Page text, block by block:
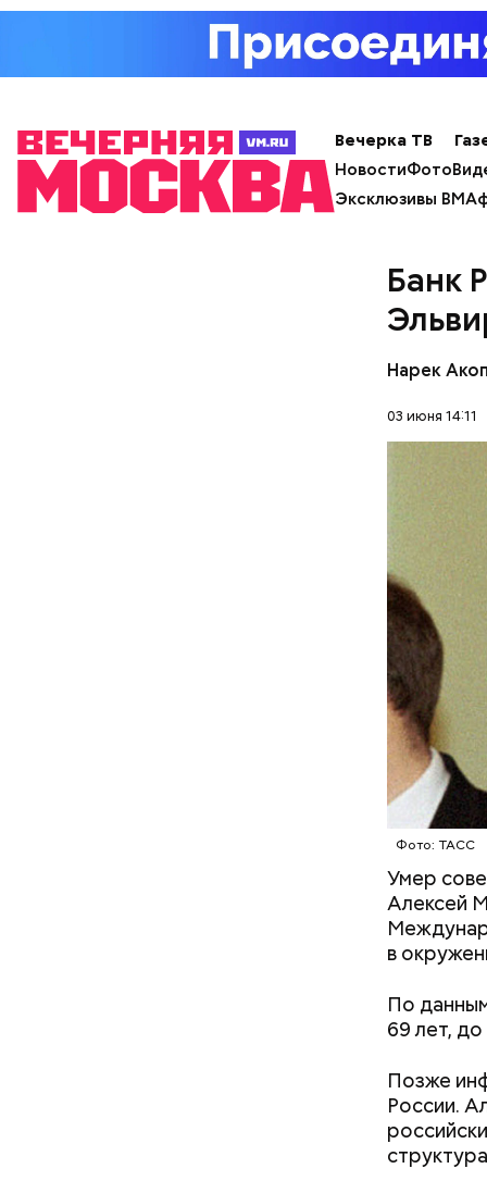
Вечерка ТВ
НовостиФото
Эксклюзивы ВМ
Банк
Нарек
03 июня 14:11
Фото: ТАСС
Умер
Алексей
в
По
69 лет,
Позже
России.
чеснок;
соль.
—
Копылов.
Фото:
Однако
полезна.
Бесконечное ничто: названа
зеркальной даты 8 августа